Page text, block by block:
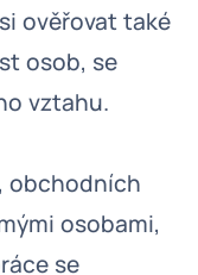
ověřovat také
osob, se
vztahu.
obchodních
osobami,
se